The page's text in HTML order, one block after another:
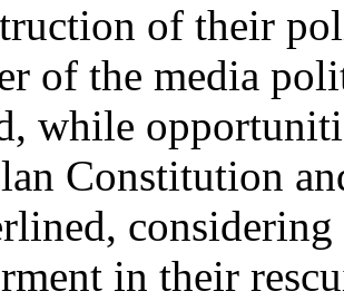
of their
of the media
while
Constitution
in their